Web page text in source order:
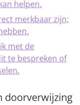
helpen.
merkbaar zijn;
met de
te bespreken of
doorverwijzing